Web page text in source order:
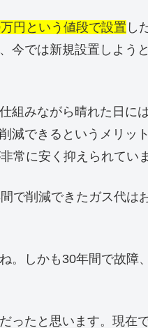
円という値段で設置 し
今では新規設置しよう
組みながら晴れた日に
減できるというメリッ
常に安く抑えられてい
で削減できたガス代は
。しかも30年間で故障
ったと思います。現在